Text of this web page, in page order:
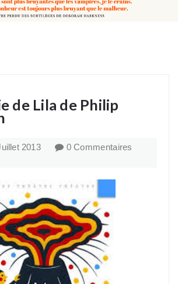
de Lila de Philip
2013 0 Commentaires